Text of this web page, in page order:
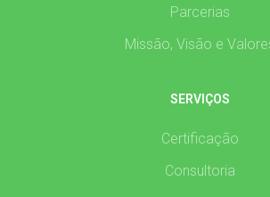
Parcerias
Missão, Visão e
SERVIÇOS
Certificação
Consultoria